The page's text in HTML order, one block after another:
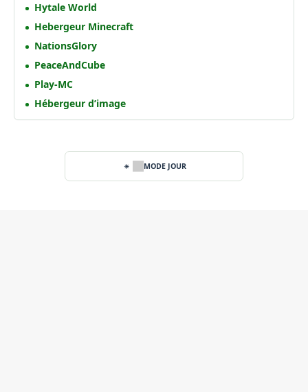
Hytale World
Hebergeur Minecraft
NationsGlory
PeaceAndCube
Play-MC
Hébergeur d’image
MODE JOUR